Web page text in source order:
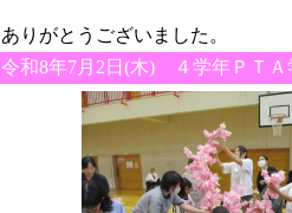
ありがとうございました。
令和8年7月2日(木) ４学年ＰＴＡ